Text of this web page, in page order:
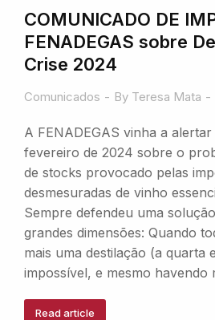
COMUNICADO DE
FENADEGAS sobre
Crise 2024
Comunicados By Teresa Mata
A FENADEGAS vinha a alertar
fevereiro de 2024 sobre o
de stocks provocado pelas
desmesuradas de vinho
Sempre defendeu uma
grandes dimensões: Quando
mais uma destilação (a quarta
impossível, e mesmo havendo
Read article